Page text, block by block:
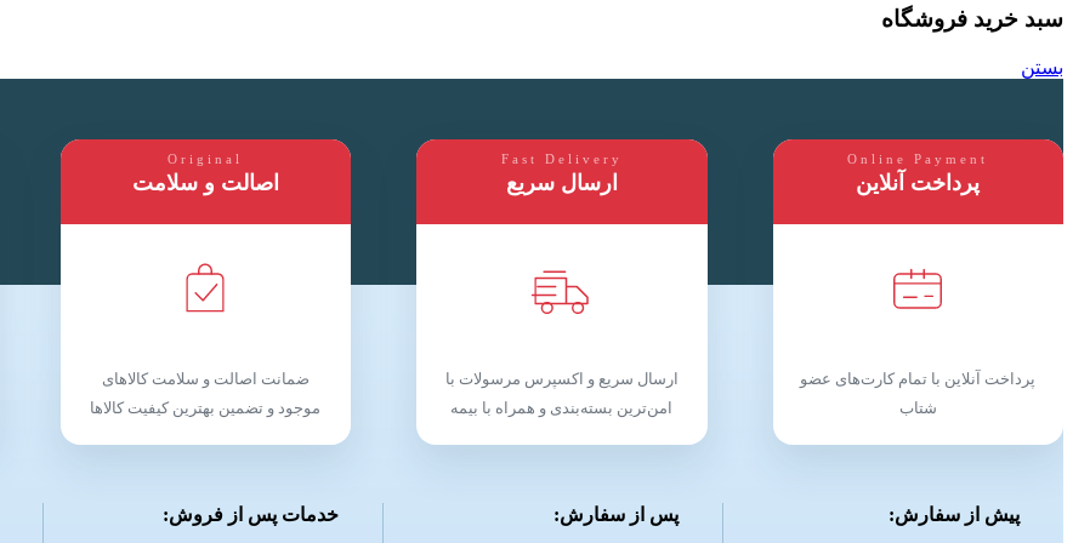
سبد خرید فروشگاه
بستن
Online Payment
پرداخت آنلاین
پرداخت آنلاین با تمام کارت‌های عضو
شتاب
Fast Delivery
ارسال سریع
ارسال سریع و اکسپرس مرسولات با
امن‌ترین بسته‌بندی و همراه با بیمه
Original
اصالت و سلامت
ضمانت اصالت و سلامت کالاهای
موجود و تضمین بهترین کیفیت کالاها
پیش از سفارش: پس از سفارش: خدمات پس از فروش: